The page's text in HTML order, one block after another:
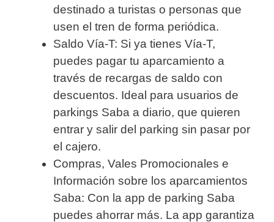
destinado a turistas o personas que
usen el tren de forma periódica.
Saldo Vía-T: Si ya tienes Vía-T,
puedes pagar tu aparcamiento a
través de recargas de saldo con
descuentos. Ideal para usuarios de
parkings Saba a diario, que quieren
entrar y salir del parking sin pasar por
el cajero.
Compras, Vales Promocionales e
Información sobre los aparcamientos
Saba: Con la app de parking Saba
puedes ahorrar más. La app garantiza